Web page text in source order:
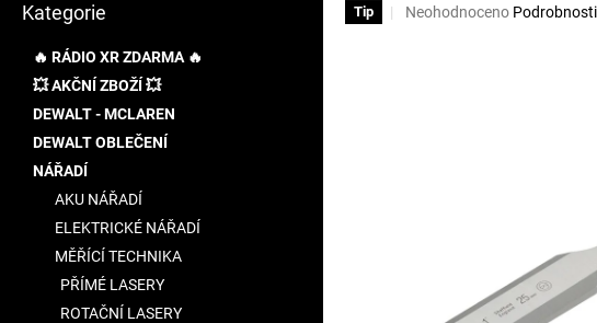
kategorie
Kategorie
🔥 RÁDIO XR ZDARMA 🔥
💥 AKČNÍ ZBOŽÍ 💥
DEWALT - MCLAREN
DEWALT OBLEČENÍ
NÁŘADÍ
AKU NÁŘADÍ
ELEKTRICKÉ NÁŘADÍ
MĚŘÍCÍ TECHNIKA
PŘÍMÉ LASERY
ROTAČNÍ LASERY
Tip
Průměrné
Neohodnoceno